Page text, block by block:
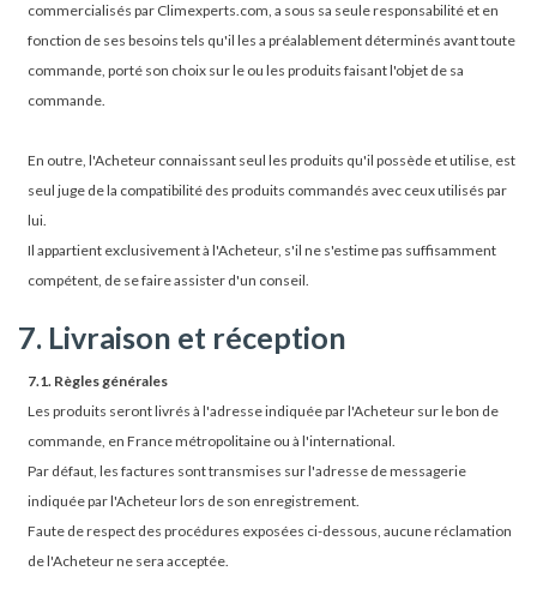
commercialisés par Climexperts.com, a sous sa seule responsabilité et en
fonction de ses besoins tels qu'il les a préalablement déterminés avant toute
commande, porté son choix sur le ou les produits faisant l'objet de sa
commande.
En outre, l'Acheteur connaissant seul les produits qu'il possède et utilise, est
seul juge de la compatibilité des produits commandés avec ceux utilisés par
lui.
Il appartient exclusivement à l'Acheteur, s'il ne s'estime pas suffisamment
compétent, de se faire assister d'un conseil.
7. Livraison et réception
7.1. Règles générales
Les produits seront livrés à l'adresse indiquée par l'Acheteur sur le bon de
commande, en France métropolitaine ou à l'international.
Par défaut, les factures sont transmises sur l'adresse de messagerie
indiquée par l'Acheteur lors de son enregistrement.
Faute de respect des procédures exposées ci-dessous, aucune réclamation
de l'Acheteur ne sera acceptée.